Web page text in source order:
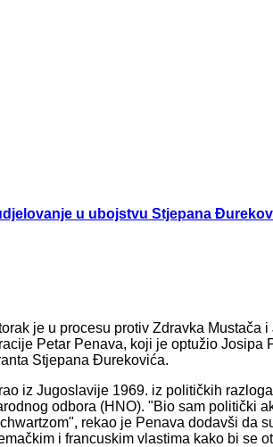
u ubojstvu Stjepana
je u procesu protiv Zdravka Mustača
Petar Penava, koji je optužio Josipa
Stjepana Đurekovića.
iz Jugoslavije 1969. iz političkih
odbora (HNO). "Bio sam politički
rekao je Penava dodavši da
i francuskim vlastima kako bi se